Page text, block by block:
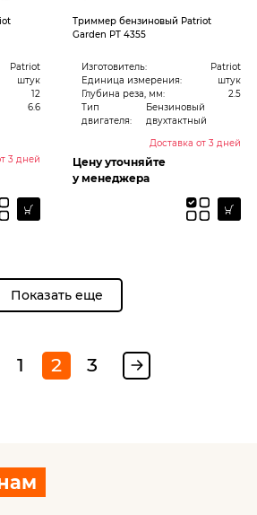
Patriot
штук
12
6.6
3 дней
Триммер бензиновый Patriot
Garden PT 4355
Изготовитель:
Patriot
Единица измерения:
штук
Глубина реза, мм:
2.5
Тип
двигателя:
Бензиновый
двухтактный
Доставка от 3 дней
Цену уточняйте
у менеджера
Показать еще
1 2 3